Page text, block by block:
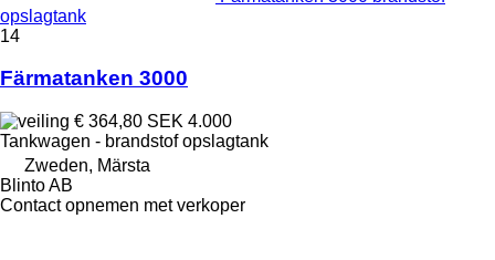
opslagtank
14
Färmatanken 3000
€ 364,80 SEK 4.000
Tankwagen - brandstof opslagtank
Zweden, Märsta
Blinto AB
Contact opnemen met verkoper